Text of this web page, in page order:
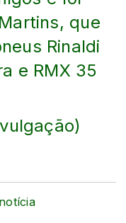
que
Rinaldi
e RMX 35